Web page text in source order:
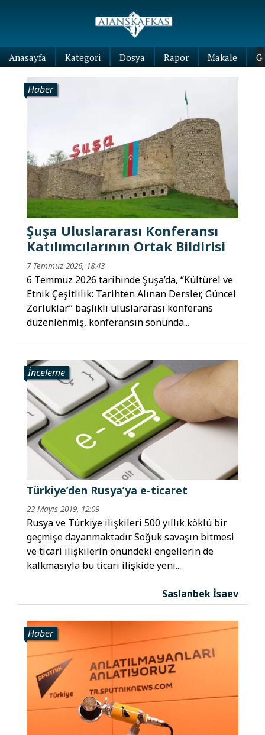
Anasayfa Kategori Dosya Rapor Makale
Haber
Şuşa Uluslararası Konferansı
Katılımcılarının Ortak Bildirisi
7 Temmuz 2026, 18:43
6 Temmuz 2026 tarihinde Şuşa’da, “Kültürel ve
Etnik Çeşitlilik: Tarihten Alınan Dersler, Güncel
Zorluklar” başlıklı uluslararası konferans
düzenlenmiş, konferansın sonunda...
İnceleme
Türkiye’den Rusya’ya e-ticaret
23 Mayıs 2019, 12:09
Rusya ve Türkiye ilişkileri 500 yıllık köklü bir
geçmişe dayanmaktadır. Soğuk savaşın bitmesi
ve ticari ilişkilerin önündeki engellerin de
kalkmasıyla bu ticari ilişkide yeni...
Saslanbek İsaev
Haber